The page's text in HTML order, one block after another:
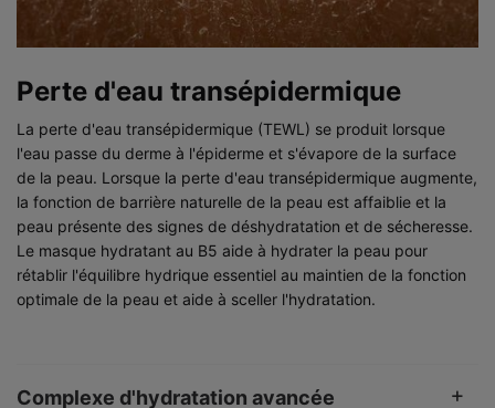
Perte d'eau transépidermique
La perte d'eau transépidermique (TEWL) se produit lorsque
l'eau passe du derme à l'épiderme et s'évapore de la surface
de la peau. Lorsque la perte d'eau transépidermique augmente,
la fonction de barrière naturelle de la peau est affaiblie et la
peau présente des signes de déshydratation et de sécheresse.
Le masque hydratant au B5 aide à hydrater la peau pour
rétablir l'équilibre hydrique essentiel au maintien de la fonction
optimale de la peau et aide à sceller l'hydratation.
Complexe d'hydratation avancée